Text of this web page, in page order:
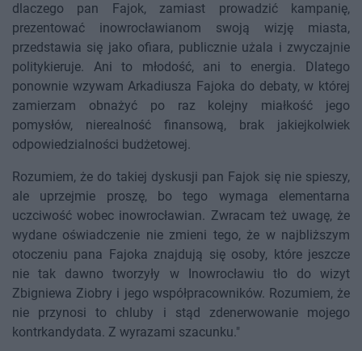
dlaczego pan Fajok, zamiast prowadzić kampanię,
prezentować inowrocławianom swoją wizję miasta,
przedstawia się jako ofiara, publicznie użala i zwyczajnie
politykieruje. Ani to młodość, ani to energia. Dlatego
ponownie wzywam Arkadiusza Fajoka do debaty, w której
zamierzam obnażyć po raz kolejny miałkość jego
pomysłów, nierealność finansową, brak jakiejkolwiek
odpowiedzialności budżetowej.
Rozumiem, że do takiej dyskusji pan Fajok się nie spieszy,
ale uprzejmie proszę, bo tego wymaga elementarna
uczciwość wobec inowrocławian. Zwracam też uwagę, że
wydane oświadczenie nie zmieni tego, że w najbliższym
otoczeniu pana Fajoka znajdują się osoby, które jeszcze
nie tak dawno tworzyły w Inowrocławiu tło do wizyt
Zbigniewa Ziobry i jego współpracowników. Rozumiem, że
nie przynosi to chluby i stąd zdenerwowanie mojego
kontrkandydata. Z wyrazami szacunku."